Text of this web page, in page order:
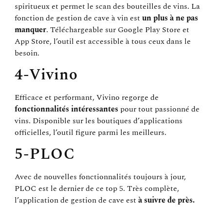
spiritueux et permet le scan des bouteilles de vins. La
fonction de gestion de cave à vin est un plus à ne pas
manquer. Téléchargeable sur Google Play Store et
App Store, l’outil est accessible à tous ceux dans le
besoin.
4-Vivino
Efficace et performant, Vivino regorge de
fonctionnalités intéressantes pour tout passionné de
vins. Disponible sur les boutiques d’applications
officielles, l’outil figure parmi les meilleurs.
5-PLOC
Avec de nouvelles fonctionnalités toujours à jour,
PLOC est le dernier de ce top 5. Très complète,
l’application de gestion de cave est à suivre de près.